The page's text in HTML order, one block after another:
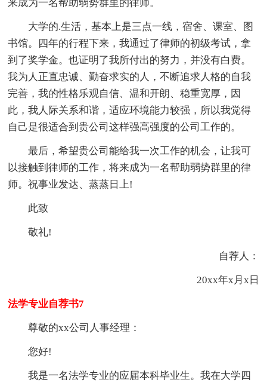
来成为一名帮助弱势群里的律师。
大学的.生活，基本上是三点一线，宿舍、课室、图
书馆。四年的行程下来，我通过了律师的初级考试，拿
到了奖学金。也证明了我所付出的努力，并没有白费。
我为人正直忠诚、勤奋求实的人，不断追求人格的自我
完善，我的性格乐观自信、温和开朗、稳重宽厚，因
此，我人际关系和谐，适应环境能力较强，所以我觉得
自己是很适合到贵公司这样强高强度的公司工作的。
最后，希望贵公司能给我一次工作的机会，让我可
以接触到律师的工作，将来成为一名帮助弱势群里的律
师。祝事业发达、蒸蒸日上!
此致
敬礼!
自荐人：
20xx年x月x日
法学专业自荐书7
尊敬的xx公司人事经理：
您好!
我是一名法学专业的应届本科毕业生。我在大学四